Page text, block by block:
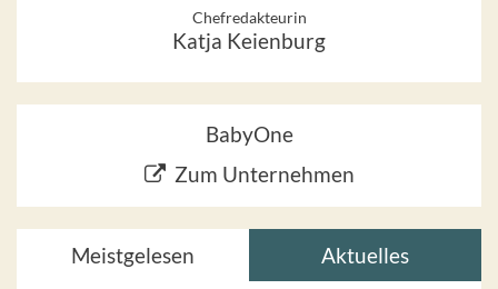
Chefredakteurin
Katja Keienburg
BabyOne
Zum Unternehmen
Meistgelesen Aktuelles